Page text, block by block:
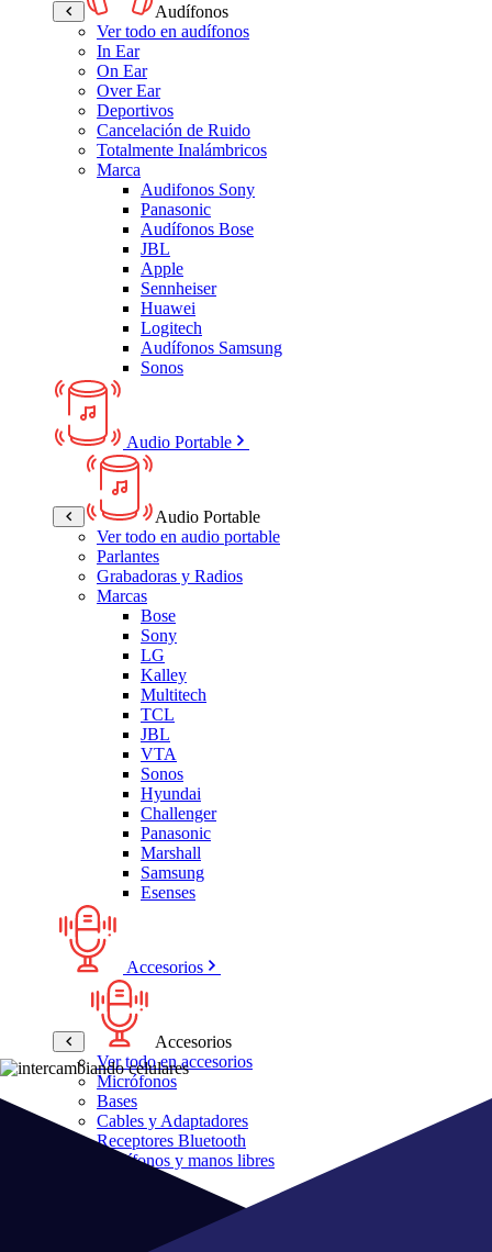
Audífonos
Ver todo en audífonos
In Ear
On Ear
Over Ear
Deportivos
Cancelación de Ruido
Totalmente Inalámbricos
Marca
Audifonos Sony
Panasonic
Audífonos Bose
JBL
Apple
Sennheiser
Huawei
Logitech
Audífonos Samsung
Sonos
Audio Portable
Audio Portable
Ver todo en audio portable
Parlantes
Grabadoras y Radios
Marcas
Bose
Sony
LG
Kalley
Multitech
TCL
JBL
VTA
Sonos
Hyundai
Challenger
Panasonic
Marshall
Samsung
Esenses
Accesorios
Accesorios
Ver todo en accesorios
Micrófonos
Bases
Cables y Adaptadores
Receptores Bluetooth
Audífonos y manos libres